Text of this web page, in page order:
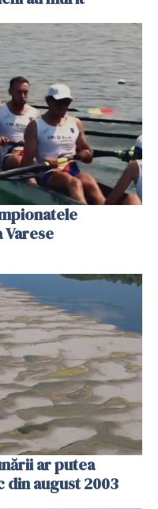
ar putea
august 2003